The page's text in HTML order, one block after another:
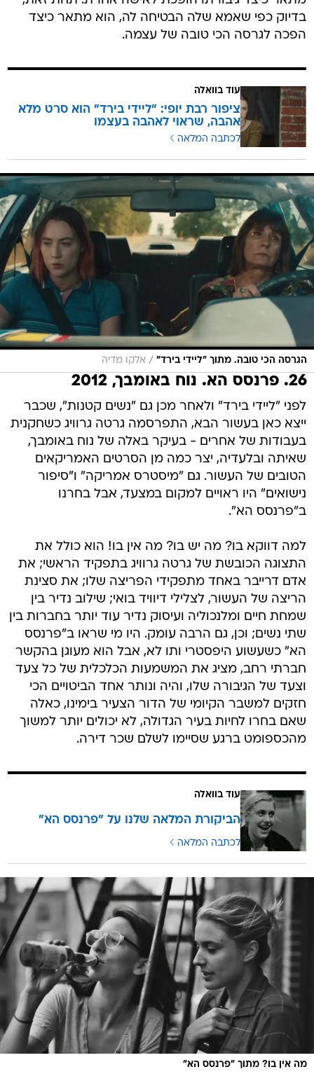
בדיוק כפי שאמא שלה הבטיחה לה, הוא מתאר כיצד
הפכה לגרסה הכי טובה של עצמה.
עוד בוואלה
ציפור רבת יופי: "ליידי בירד" הוא סרט מלא
אהבה, שראוי לאהבה בעצמו
לכתבה המלאה
הגרסה הכי טובה. מתוך "ליידי בירד" / אלקו מדיה
26. פרנסס הא. נוח באומבך, 2012
לפני "ליידי בירד" ולאחר מכן גם "נשים קטנות", שכבר
ייצא כאן בעשור הבא, התפרסמה גרטה גרוויג כשחקנית
בעבודות של אחרים - בעיקר באלה של נוח באומבך,
שאיתה ובלעדיה, יצר כמה מן הסרטים האמריקאים
הטובים של העשור. גם "מיסטרס אמריקה" ו"סיפור
נישואים" היו ראויים למקום במצעד, אבל בחרנו
ב"פרנסס הא".
למה דווקא בו? מה יש בו? מה אין בו! הוא כולל את
התצוגה הכובשת של גרטה גרוויג בתפקיד הראשי; את
אדם דרייבר באחד מתפקידי הפריצה שלו; את סצינת
הריצה של העשור, לצלילי דיוויד בואי; שילוב נדיר בין
שמחת חיים ומלנכוליה ועיסוק נדיר עוד יותר בחברות בין
שתי נשים; וכן, גם הרבה עומק. היו מי שראו ב"פרנסס
הא" כשעשוע היפסטרי ותו לא, אבל הוא מעוגן בהקשר
חברתי רחב, מציג את המשמעות הכלכלית של כל צעד
וצעד של הגיבורה שלו, והיה ונותר אחד הביטויים הכי
חזקים למשבר הקיומי של הדור הצעיר בימינו, כאלה
שאם בחרו לחיות בעיר הגדולה, לא יכולים יותר למשוך
מהכספומט ברגע שסיימו לשלם שכר דירה.
עוד בוואלה
הביקורת המלאה שלנו על "פרנסס הא"
לכתבה המלאה
מה אין בו? מתוך "פרנסס הא"